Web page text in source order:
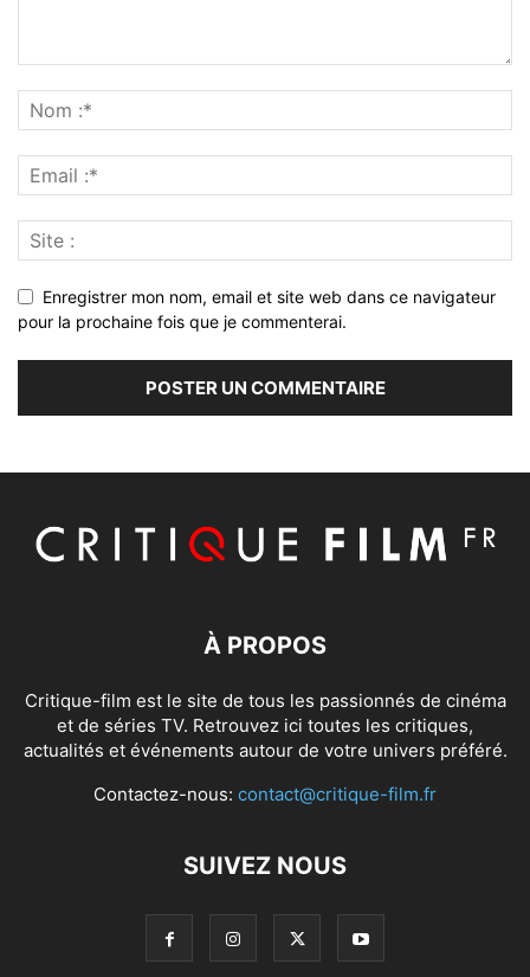
Enregistrer mon nom, email et site web dans ce navigateur
pour la prochaine fois que je commenterai.
À PROPOS
Critique-film est le site de tous les passionnés de cinéma
et de séries TV. Retrouvez ici toutes les critiques,
actualités et événements autour de votre univers préféré.
Contactez-nous: contact@critique-film.fr
SUIVEZ NOUS